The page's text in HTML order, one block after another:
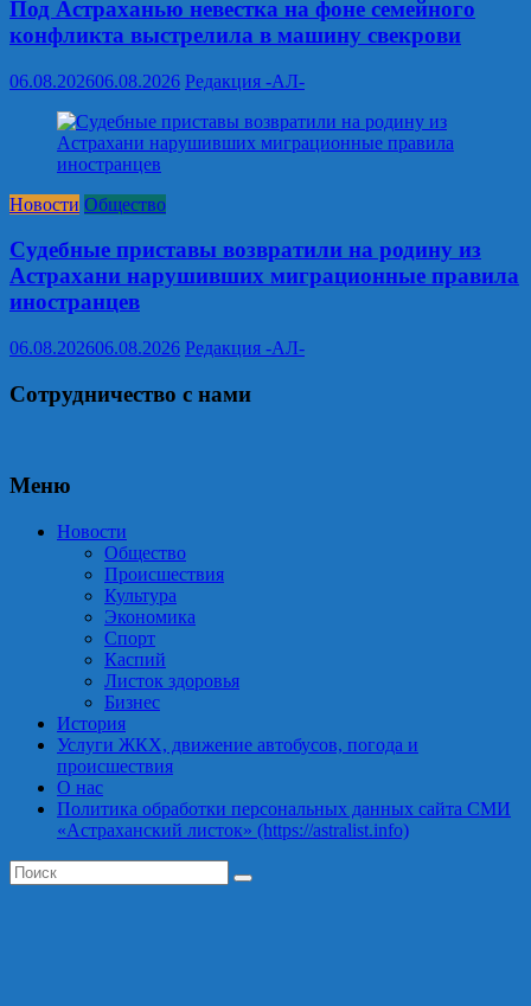
Под Астраханью невестка на фоне семейного
конфликта выстрелила в машину свекрови
06.08.202606.08.2026 Редакция -АЛ-
Новости Общество
Судебные приставы возвратили на родину из
Астрахани нарушивших миграционные правила
иностранцев
06.08.202606.08.2026 Редакция -АЛ-
Сотрудничество с нами
Меню
Новости
Общество
Происшествия
Культура
Экономика
Спорт
Каспий
Листок здоровья
Бизнес
История
Услуги ЖКХ, движение автобусов, погода и
происшествия
О нас
Политика обработки персональных данных сайта СМИ
«Астраханский листок» (https://astralist.info)